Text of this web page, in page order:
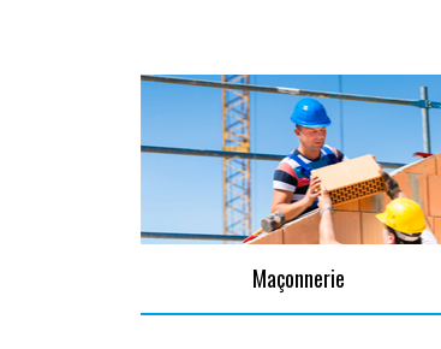
Maçonnerie